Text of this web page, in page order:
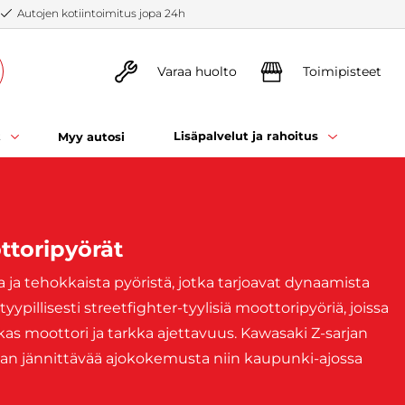
Autojen kotiintoimitus jopa 24h
Varaa huolto Toimipisteet
Myy autosi Lisäpalvelut ja rahoitus
tehokkaista pyöristä, jotka tarjoavat dynaamista
streetfighter-tyylisiä moottoripyöriä, joissa
moottori ja tarkka ajettavuus. Kawasaki Z-sarjan
jännittävää ajokokemusta niin kaupunki-ajossa